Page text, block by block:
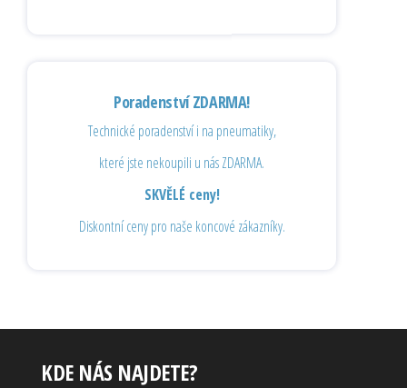
Poradenství ZDARMA!
Technické poradenství i na pneumatiky,
které jste nekoupili u nás ZDARMA.
SKVĚLÉ ceny!
Diskontní ceny pro naše koncové zákazníky.
KDE NÁS NAJDETE?